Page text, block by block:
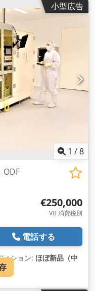
小型広告
1 /8
ODF
€250,000
VB 消費税別
電話する
ィション: ほぼ新品（中